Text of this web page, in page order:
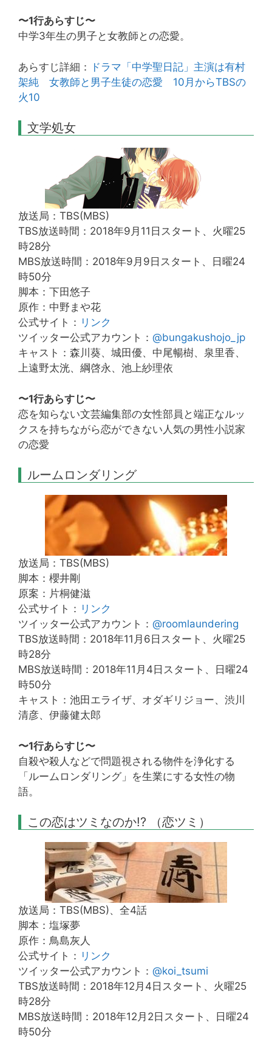
〜1行あらすじ〜
中学3年生の男子と女教師との恋愛。
あらすじ詳細：
ドラマ「中学聖日記」主演は有村
架純 女教師と男子生徒の恋愛 10月からTBSの
火10
文学処女
放送局：TBS(MBS)
TBS放送時間：2018年9月11日スタート、火曜25
時28分
MBS放送時間：2018年9月9日スタート、日曜24
時50分
脚本：下田悠子
原作：中野まや花
公式サイト： リンク
ツイッター公式アカウント： @bungakushojo_jp
キャスト：森川葵、城田優、中尾暢樹、泉里香、
上遠野太洸、綱啓永、池上紗理依
〜1行あらすじ〜
恋を知らない文芸編集部の女性部員と端正なルッ
クスを持ちながら恋ができない人気の男性小説家
の恋愛
ルームロンダリング
放送局：TBS(MBS)
脚本：櫻井剛
原案：片桐健滋
公式サイト： リンク
ツイッター公式アカウント： @roomlaundering
TBS放送時間：2018年11月6日スタート、火曜25
時28分
MBS放送時間：2018年11月4日スタート、日曜24
時50分
キャスト：池田エライザ、オダギリジョー、渋川
清彦、伊藤健太郎
〜1行あらすじ〜
自殺や殺人などで問題視される物件を浄化する
「ルームロンダリング」を生業にする女性の物
語。
この恋はツミなのか!? （恋ツミ）
放送局：TBS(MBS)、全4話
脚本：塩塚夢
原作：鳥島灰人
公式サイト： リンク
ツイッター公式アカウント： @koi_tsumi
TBS放送時間：2018年12月4日スタート、火曜25
時28分
MBS放送時間：2018年12月2日スタート、日曜24
時50分